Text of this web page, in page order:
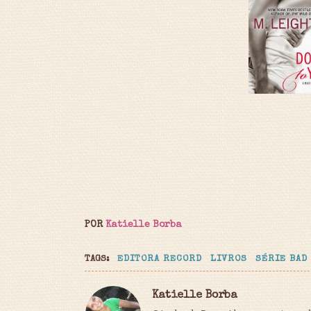
PORKatielle Borba
TAGS: EDITORA RECORD LIVROS SÉRIE BAD
Katielle Borba